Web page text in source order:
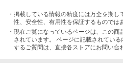
・掲載している情報の精度には万全を期
性、安全性、有用性を保証するものでは
・現在ご覧になっているページは、この商
されています。 ページに記載されている
するご質問は、直接各ストアにお問い合